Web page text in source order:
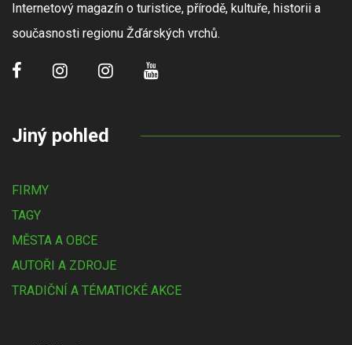
Internetový magazín o turistice, přírodě, kultuře, historii a
současnosti regionu Žďárských vrchů.
Jiný pohled
FIRMY
TAGY
MĚSTA A OBCE
AUTOŘI A ZDROJE
TRADIČNÍ A TÉMATICKÉ AKCE